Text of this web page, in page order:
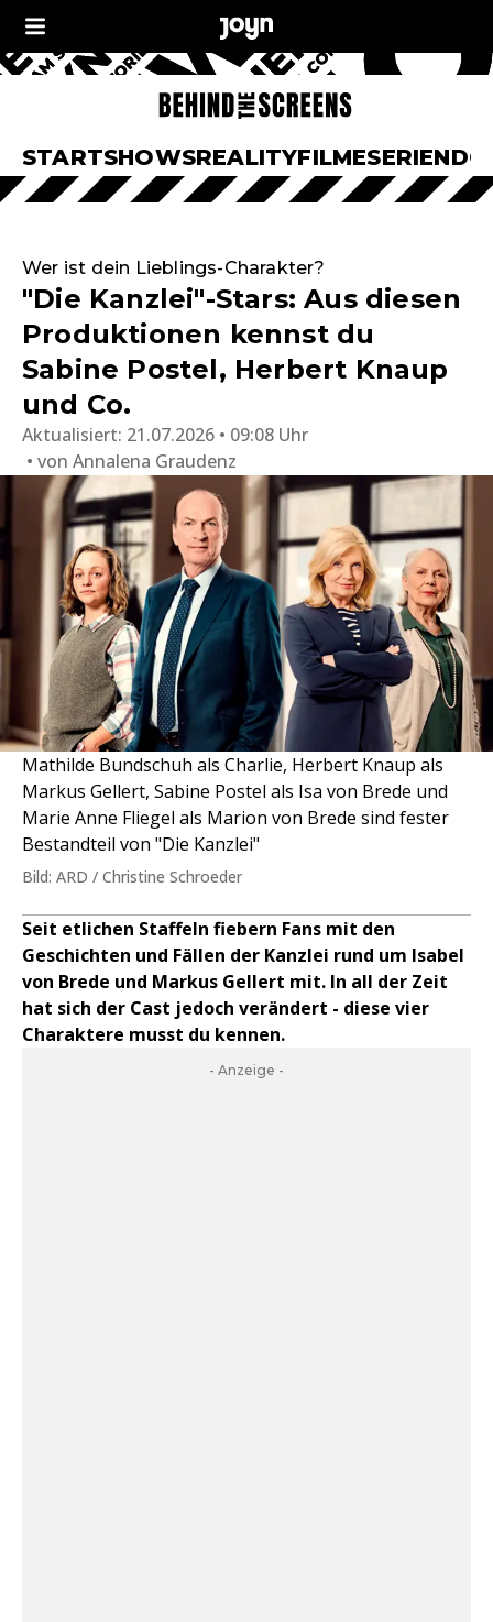
STARTSHOWSREALITYFILMESERIEN
Wer ist dein Lieblings-Charakter?
"Die Kanzlei"-Stars: Aus diesen
Produktionen kennst du
Sabine Postel, Herbert Knaup
und Co.
Aktualisiert: 21.07.2026 • 09:08 Uhr
von Annalena Graudenz
Mathilde Bundschuh als Charlie, Herbert Knaup als
Markus Gellert, Sabine Postel als Isa von Brede und
Marie Anne Fliegel als Marion von Brede sind fester
Bestandteil von "Die Kanzlei"
Bild: ARD / Christine Schroeder
Seit etlichen Staffeln fiebern Fans mit den
Geschichten und Fällen der Kanzlei rund um Isabel
von Brede und Markus Gellert mit. In all der Zeit
hat sich der Cast jedoch verändert - diese vier
Charaktere musst du kennen.
- Anzeige -